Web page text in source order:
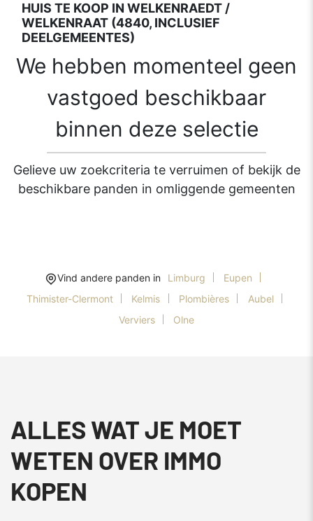
HUIS TE KOOP IN WELKENRAEDT /
WELKENRAAT (4840, INCLUSIEF
DEELGEMEENTES)
We hebben momenteel geen
vastgoed beschikbaar
binnen deze selectie
Gelieve uw zoekcriteria te verruimen of bekijk de
beschikbare panden in omliggende gemeenten
Vind andere panden in Limburg
Eupen
Thimister-Clermont
Kelmis Plombières
Aubel
Verviers
Olne
ALLES WAT JE MOET
WETEN OVER IMMO
KOPEN